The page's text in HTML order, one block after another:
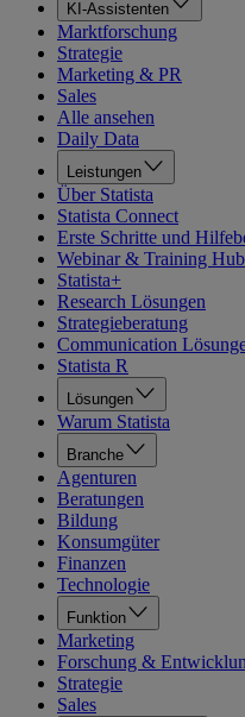
KI-Assistenten
Marktforschung
Strategie
Marketing & PR
Sales
Alle ansehen
Daily Data
Leistungen
Über Statista
Statista Connect
Erste Schritte und
Webinar & Training Hub
Statista+
Research Lösungen
Strategieberatung
Communication
Statista R
Lösungen
Warum Statista
Branche
Agenturen
Beratungen
Bildung
Konsumgüter
Finanzen
Technologie
Funktion
Marketing
Forschung &
Strategie
Sales